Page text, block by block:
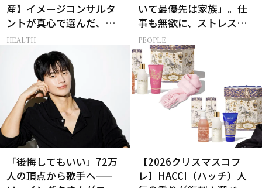
産】イメージコンサルタ
ントが真心で選んだ、相
手に本当に喜ばれるギフ
HEALTH
いて最優先は家族」。仕
事も無欲に、ストレスを
溜めない生き方
PEOPLE
「後悔してもいい」72万
人の頂点から歌手へ——
【2026クリスマスコフ
レ】HACCI（ハッチ）人